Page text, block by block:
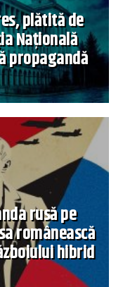
plătită de
Națională
propagandă
rusă pe
românească
hibrid